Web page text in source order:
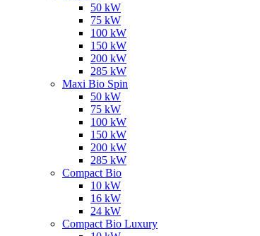
50 kW
75 kW
100 kW
150 kW
200 kW
285 kW
Maxi Bio Spin
50 kW
75 kW
100 kW
150 kW
200 kW
285 kW
Compact Bio
10 kW
16 kW
24 kW
Compact Bio Luxury